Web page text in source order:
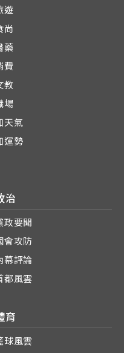
遊
尚
藥
費
教
場
天氣
運勢
治
政要聞
會攻防
幕評論
都風雲
育
球風雲